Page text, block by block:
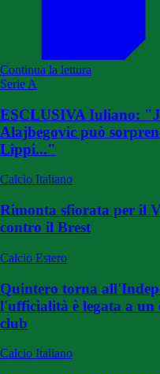
Continua la lettura
Serie A
ESCLUSIVA Iuliano:
Alajbegovic può
Lippi..."
Calcio Italiano
Rimonta sfiorata per il
contro il Brest
Calcio Estero
Quintero torna
l'ufficialità è legata a
club
Calcio Italiano